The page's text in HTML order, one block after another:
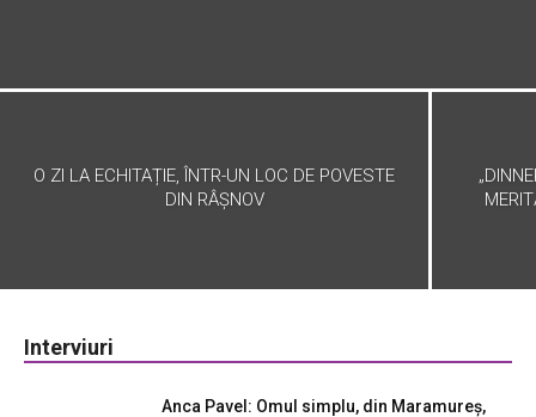
O ZI LA ECHITAȚIE, ÎNTR-UN LOC DE POVESTE
DIN RÂȘNOV
Interviuri
Anca Pavel: Omul simplu, din Maramureș,